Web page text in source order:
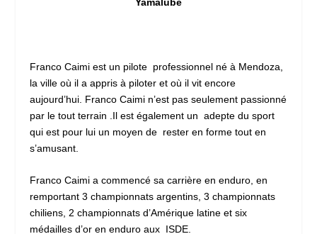
Franco Caimi est un pilote professionnel né à Mendoza,
la ville où il a appris à piloter et où il vit encore
aujourd’hui. Franco Caimi n’est pas seulement passionné
par le tout terrain .Il est également un adepte du sport
qui est pour lui un moyen de rester en forme tout en
s’amusant.
Franco Caimi a commencé sa carrière en enduro, en
remportant 3 championnats argentins, 3 championnats
chiliens, 2 championnats d’Amérique latine et six
médailles d’or en enduro aux ISDE.